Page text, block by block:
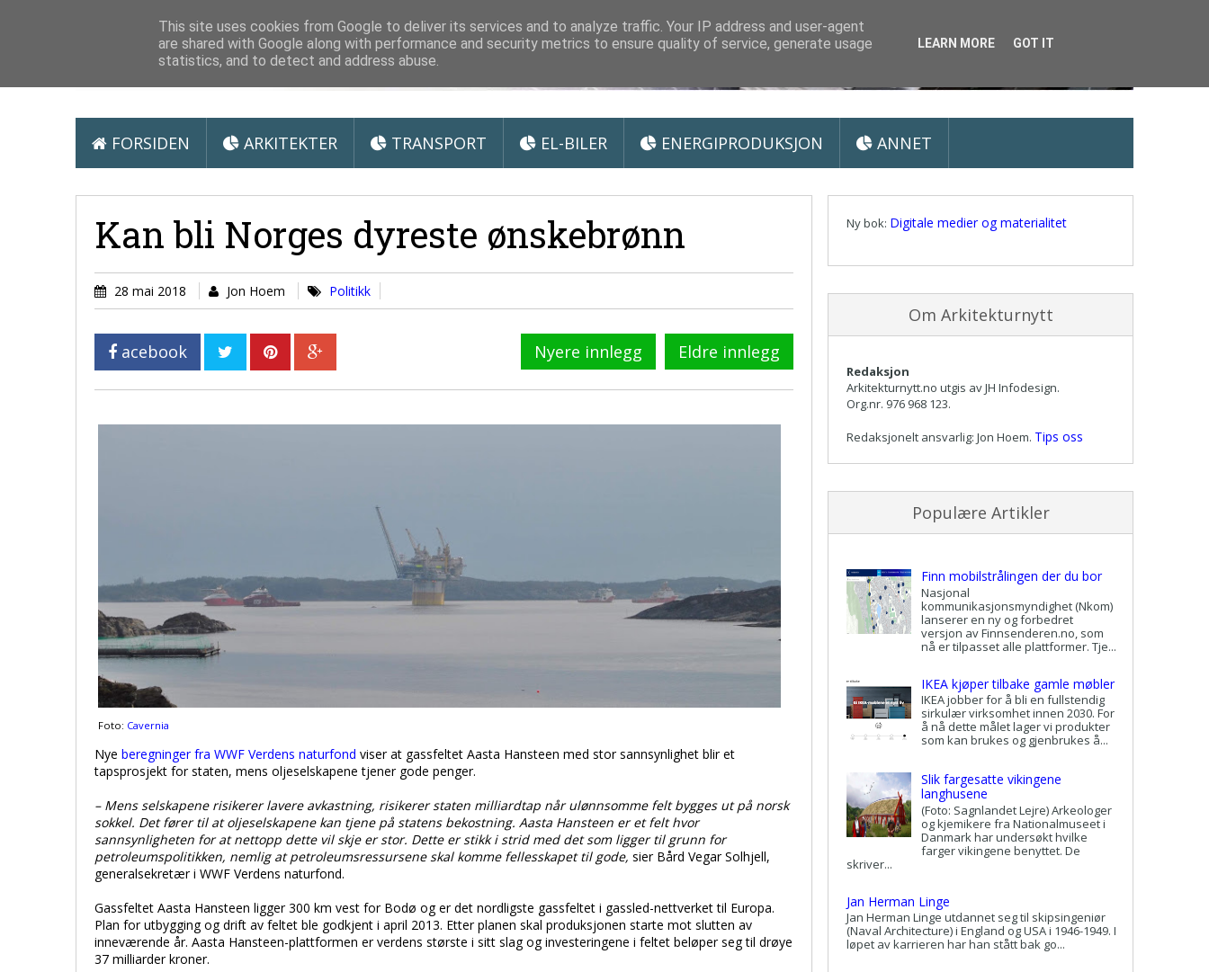
Arkitektur & Miljøteknologi
FORSIDEN ARKITEKTER TRANSPORT EL-BILER ENERGIPRODUKSJON ANNET
Kan bli Norges dyreste ønskebrønn
28 mai 2018 Jon Hoem Politikk
acebook Nyere innlegg Eldre innlegg
Foto: Cavernia
Nye beregninger fra WWF Verdens naturfond viser at gassfeltet Aasta Hansteen med stor sannsynlighet blir et
tapsprosjekt for staten, mens oljeselskapene tjener gode penger.
– Mens selskapene risikerer lavere avkastning, risikerer staten milliardtap når ulønnsomme felt bygges ut på norsk
sokkel. Det fører til at oljeselskapene kan tjene på statens bekostning. Aasta Hansteen er et felt hvor
sannsynligheten for at nettopp dette vil skje er stor. Dette er stikk i strid med det som ligger til grunn for
petroleumspolitikken, nemlig at petroleumsressursene skal komme fellesskapet til gode, sier Bård Vegar Solhjell,
generalsekretær i WWF Verdens naturfond.
Gassfeltet Aasta Hansteen ligger 300 km vest for Bodø og er det nordligste gassfeltet i gassled-nettverket til Europa.
Plan for utbygging og drift av feltet ble godkjent i april 2013. Etter planen skal produksjonen starte mot slutten av
inneværende år. Aasta Hansteen-plattformen er verdens største i sitt slag og investeringene i feltet beløper seg til drøye
37 milliarder kroner.
Ny bok: Digitale medier og materialitet
Om Arkitekturnytt
Redaksjon
Arkitekturnytt.no utgis av JH Infodesign.
Org.nr. 976 968 123.
Redaksjonelt ansvarlig: Jon Hoem. Tips oss
Populære Artikler
Finn mobilstrålingen der du bor
Nasjonal
kommunikasjonsmyndighet (Nkom)
lanserer en ny og forbedret
versjon av Finnsenderen.no, som
nå er tilpasset alle plattformer. Tje...
IKEA kjøper tilbake gamle møbler
IKEA jobber for å bli en fullstendig
sirkulær virksomhet innen 2030. For
å nå dette målet lager vi produkter
som kan brukes og gjenbrukes å...
Slik fargesatte vikingene
langhusene
(Foto: Sagnlandet Lejre) Arkeologer
og kjemikere fra Nationalmuseet i
Danmark har undersøkt hvilke
farger vikingene benyttet. De
skriver...
Jan Herman Linge
Jan Herman Linge utdannet seg til skipsingeniør
(Naval Architecture) i England og USA i 1946-1949. I
løpet av karrieren har han stått bak go...
This site uses cookies from Google to deliver its services and to analyze traffic. Your IP address and user-agent
are shared with Google along with performance and security metrics to ensure quality of service, generate usage
statistics, and to detect and address abuse.
LEARN MORE GOT IT